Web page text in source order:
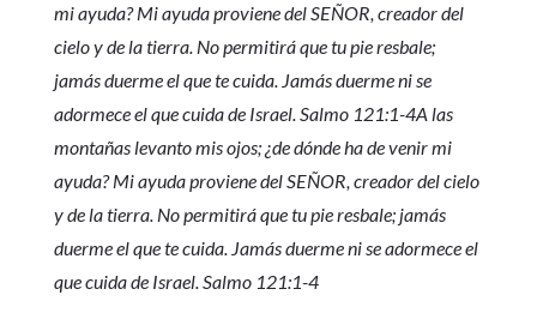
mi ayuda? Mi ayuda proviene del SEÑOR, creador del
cielo y de la tierra. No permitirá que tu pie resbale;
jamás duerme el que te cuida. Jamás duerme ni se
adormece el que cuida de Israel. Salmo 121:1-4A las
montañas levanto mis ojos; ¿de dónde ha de venir mi
ayuda? Mi ayuda proviene del SEÑOR, creador del cielo
y de la tierra. No permitirá que tu pie resbale; jamás
duerme el que te cuida. Jamás duerme ni se adormece el
que cuida de Israel. Salmo 121:1-4